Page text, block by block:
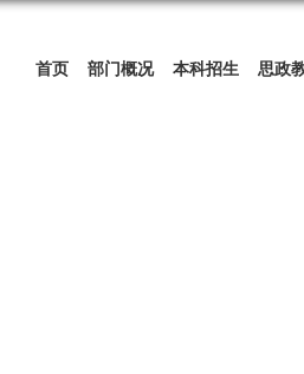
首页 部门概况 本科招生 思政